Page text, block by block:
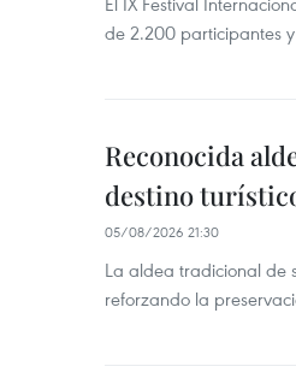
de 2.200 participantes
Reconocida
destino
05/08/2026 21:30
La aldea tradicional de
reforzando la